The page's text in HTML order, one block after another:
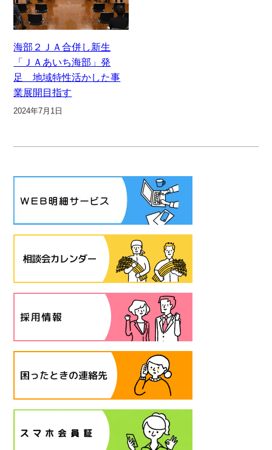
海部２ＪＡ合併し新生
「ＪＡあいち海部」発
足 地域特性活かした事
業展開目指す
2024年7月1日